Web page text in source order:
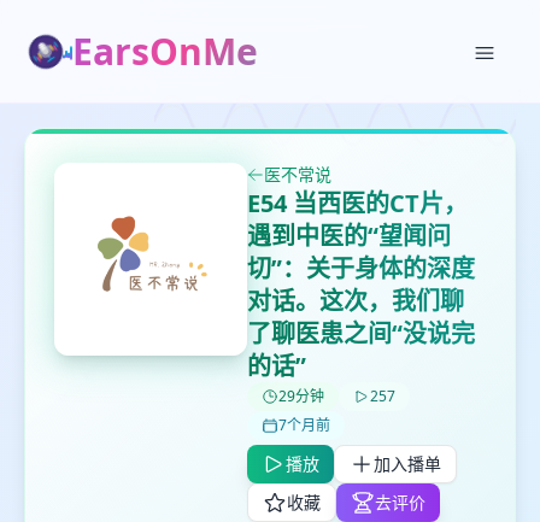
EarsOnMe
医不常说
E54 当西医的CT片，
遇到中医的“望闻问
切”：关于身体的深度
对话。这次，我们聊
了聊医患之间“没说完
的话”
29分钟
257
7个月前
播放
加入播单
收藏
去评价
✕
打分
取消 确定
✕
删除确认
取消 确认删除
✕
创建